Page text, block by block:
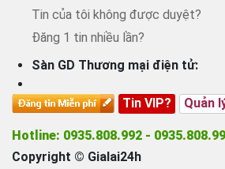
Tin của tôi không được duyệt?
Đăng 1 tin nhiều lần?
Sàn GD Thương mại điện tử:
Tin VIP? Quản
Hotline: 0935.808.992 -
Copyright © Gialai24h